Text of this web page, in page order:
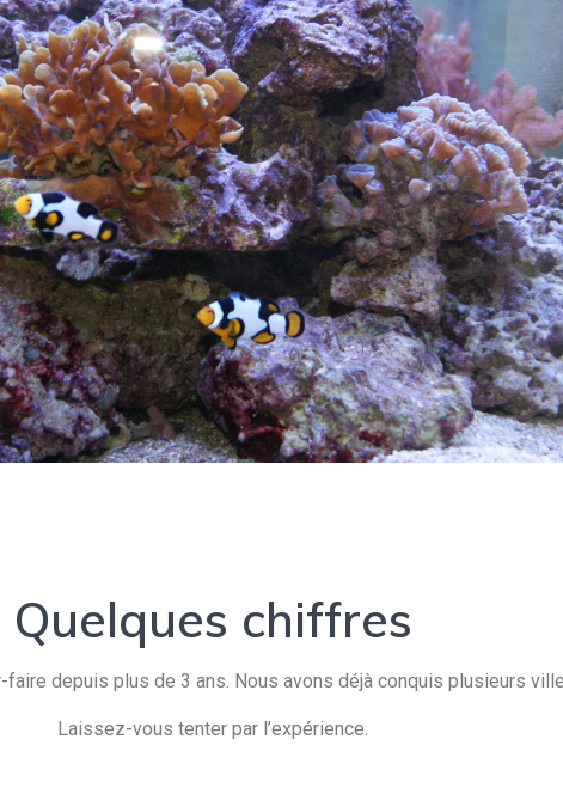
Quelques chiffres
depuis plus de 3 ans. Nous avons déjà conquis plusieurs
Laissez-vous tenter par l’expérience.